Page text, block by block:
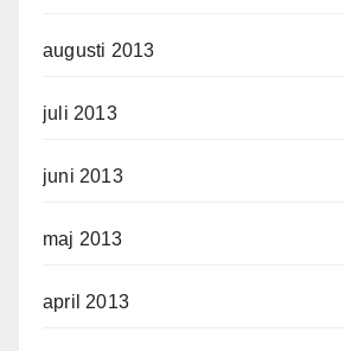
augusti 2013
juli 2013
juni 2013
maj 2013
april 2013